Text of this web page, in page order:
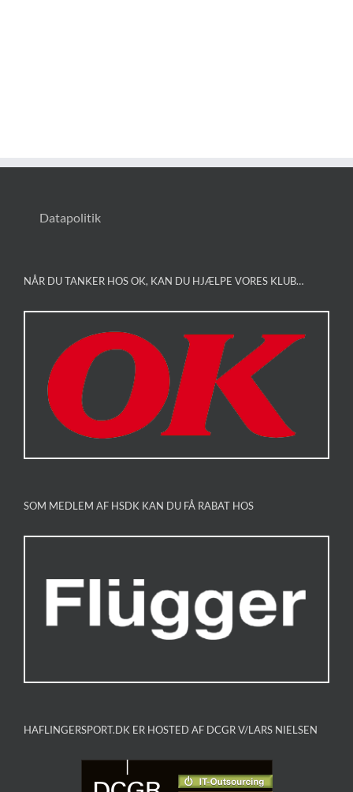
Datapolitik
NÅR DU TANKER HOS OK, KAN DU HJÆLPE VORES KLUB…
SOM MEDLEM AF HSDK KAN DU FÅ RABAT HOS
HAFLINGERSPORT.DK ER HOSTED AF DCGR V/LARS NIELSEN